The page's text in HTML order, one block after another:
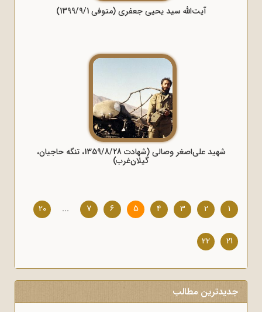
آیت‌الله سید یحیی جعفری (متوفی 1399/9/1)
شهید علی‌اصغر وصالی (شهادت 1359/8/28، تنگه حاجیان،
گیلان‌غرب)
1
2
3
4
5
6
7
...
20
21
22
جدیدترین مطالب